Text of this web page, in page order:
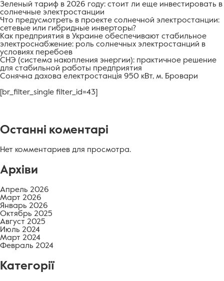
Зеленый тариф в 2026 году: стоит ли еще инвестировать в
солнечные электростанции
Что предусмотреть в проекте солнечной электростанции:
сетевые или гибридные инверторы?
Как предприятия в Украине обеспечивают стабильное
электроснабжение: роль солнечных электростанций в
условиях перебоев
СНЭ (система накопления энергии): практичное решение
для стабильной работы предприятия
Сонячна дахова електростанція 950 кВт, м. Бровари
[br_filter_single filter_id=43]
Останні коментарі
Нет комментариев для просмотра.
Архіви
Апрель 2026
Март 2026
Январь 2026
Октябрь 2025
Август 2025
Июль 2024
Март 2024
Февраль 2024
Категорії